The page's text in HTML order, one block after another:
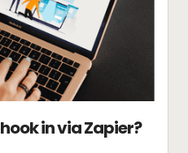
in via Zapier?